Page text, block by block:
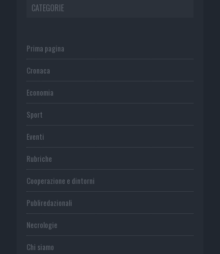
CATEGORIE
Prima pagina
Cronaca
Economia
Sport
Eventi
Rubriche
Cooperazione e dintorni
Publiredazionali
Necrologie
Chi siamo